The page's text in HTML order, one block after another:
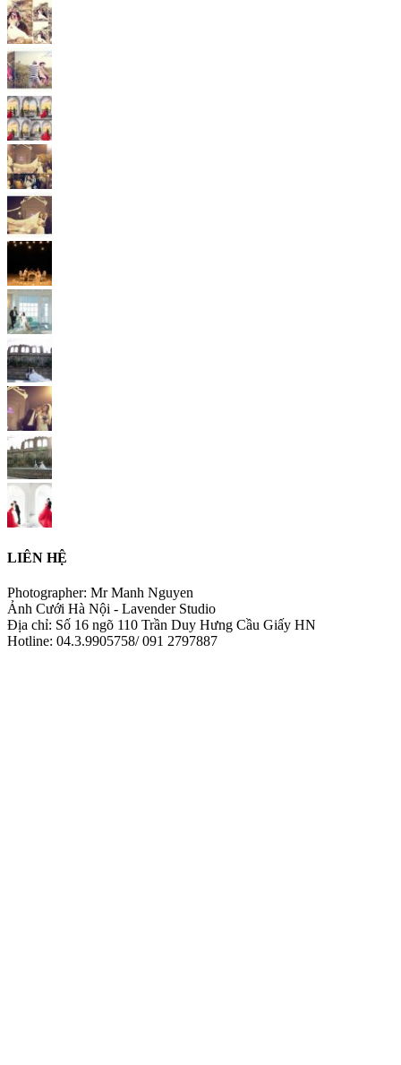
LIÊN HỆ
Photographer: Mr Manh Nguyen
Ảnh Cưới Hà Nội - Lavender Studio
Địa chỉ: Số 16 ngõ 110 Trần Duy Hưng Cầu Giấy HN
Hotline: 04.3.9905758/ 091 2797887